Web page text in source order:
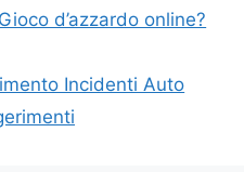
d’azzardo online?
Incidenti Auto